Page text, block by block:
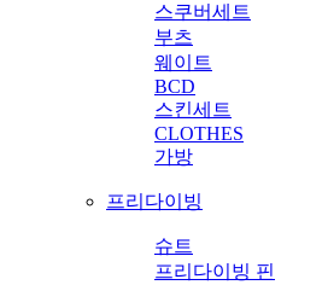
스쿠버세트
부츠
웨이트
BCD
스킨세트
CLOTHES
가방
프리다이빙
슈트
프리다이빙 핀